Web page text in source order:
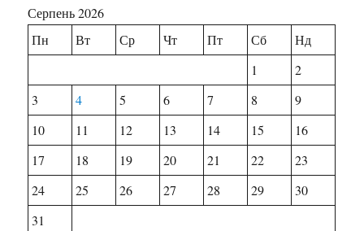
Серпень 2026
Пн
Вт Ср Чт Пт Сб
Нд
1
2
3
4 5 6 7 8
9
10
11 12 13 14 15
16
17
18 19 20 21 22
23
24
25 26 27 28 29
30
31